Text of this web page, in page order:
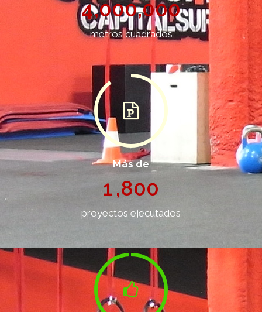
4,000,000
metros cuadrados
Más de
1 ,800
proyectos ejecutados